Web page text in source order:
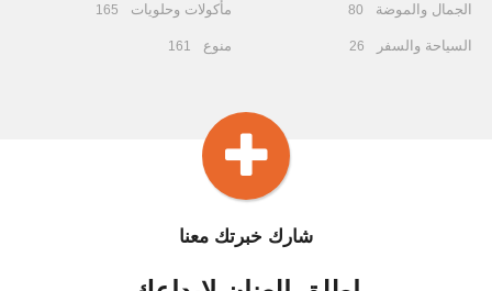
الجمال والموضة 80
السياحة والسفر 26
مأكولات وحلويات 165
منوع 161
شارك خبرتك معنا